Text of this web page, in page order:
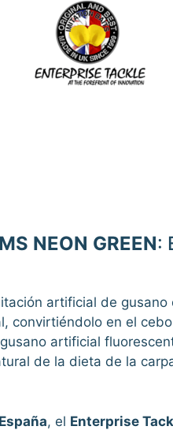
cantidad
NEON GREEN:
artificial de
convirtiéndolo en el
artificial
de la dieta de la
, el Enterprise